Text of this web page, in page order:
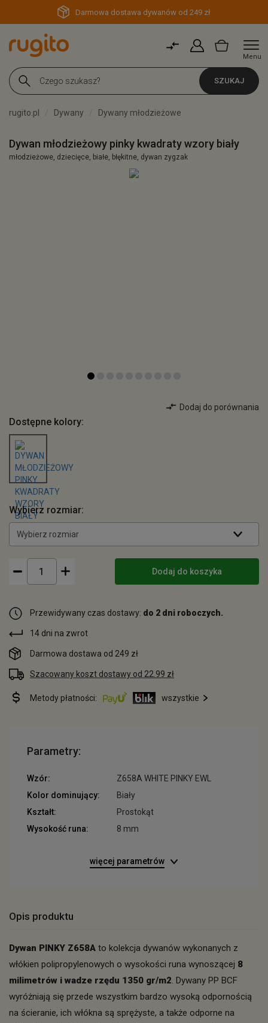
Darmowa dostawa dywanów od 249 zł
Menu
SZUKAJ
rugito.pl Dywany Dywany młodzieżowe
Dywan młodzieżowy pinky kwadraty wzory biały
młodzieżowe, dziecięce, białe, błękitne, dywan zygzak
Dodaj do porównania
Dostępne kolory:
Wybierz rozmiar:
Wybierz rozmiar
Dodaj do koszyka
Przewidywany czas dostawy: do 2 dni roboczych.
14 dni na zwrot
Darmowa dostawa od 249 zł
Szacowany koszt dostawy od 22.99 zł
Metody płatności: wszystkie
Parametry:
Wzór:
Z658A WHITE PINKY EWL
Kolor dominujący:
Biały
Kształt:
Prostokąt
Wysokość runa:
8 mm
więcej parametrów
Opis produktu
Dywan PINKY Z658A to kolekcja dywanów wykonanych z
włókien polipropylenowych o wysokości runa wynoszącej 8
milimetrów i wadze rzędu 1350 gr/m2. Dywany PP BCF
wyróżniają się przede wszystkim bardzo wysoką odpornością
na ścieranie, ich włókna są sprężyste, a także odporne na